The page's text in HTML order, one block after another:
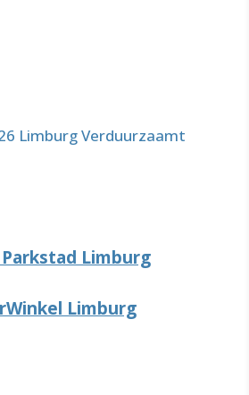
Limburg Verduurzaamt
Limburg
Limburg